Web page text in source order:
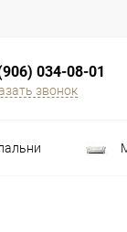
034-08-01
звонок